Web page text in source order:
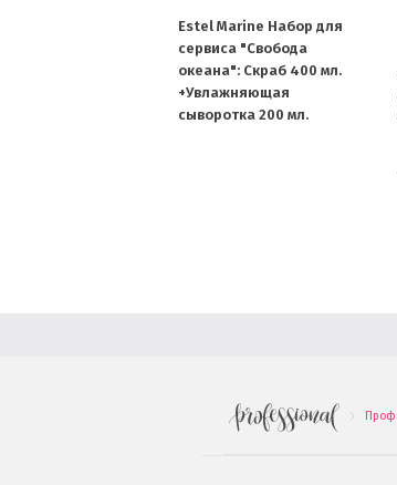
Estel Marine Набор для
сервиса "Свобода
океана": Скраб 400 мл.
+Увлажняющая
сыворотка 200 мл.